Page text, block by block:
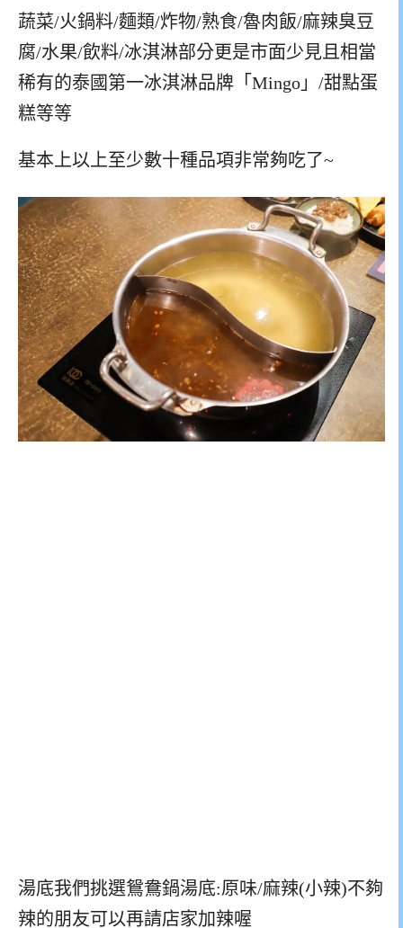
蔬菜/火鍋料/麵類/炸物/熟食/魯肉飯/麻辣臭豆
腐/水果/飲料/冰淇淋部分更是市面少見且相當
稀有的泰國第一冰淇淋品牌「Mingo」/甜點蛋
糕等等
基本上以上至少數十種品項非常夠吃了~
湯底我們挑選鴛鴦鍋湯底:原味/麻辣(小辣)不夠
辣的朋友可以再請店家加辣喔